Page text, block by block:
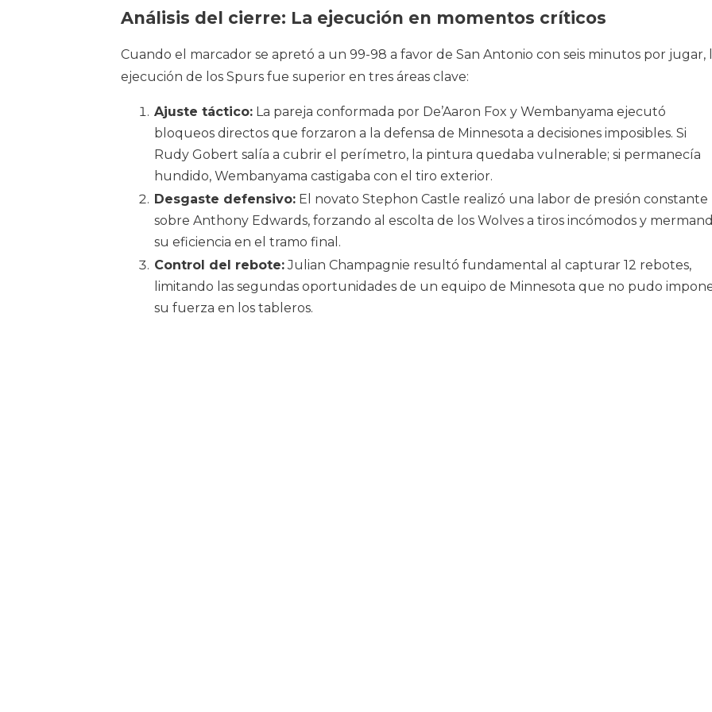
Análisis del cierre: La ejecución en momentos críticos
Cuando el marcador se apretó a un 99-98 a favor de San Antonio con seis minutos por jugar,
ejecución de los Spurs fue superior en tres áreas clave:
Ajuste táctico: La pareja conformada por De’Aaron Fox y Wembanyama ejecutó
bloqueos directos que forzaron a la defensa de Minnesota a decisiones imposibles. Si
Rudy Gobert salía a cubrir el perímetro, la pintura quedaba vulnerable; si permanecía
hundido, Wembanyama castigaba con el tiro exterior.
Desgaste defensivo: El novato Stephon Castle realizó una labor de presión constante
sobre Anthony Edwards, forzando al escolta de los Wolves a tiros incómodos y
su eficiencia en el tramo final.
Control del rebote:Julian Champagnie resultó fundamental al capturar 12 rebotes,
limitando las segundas oportunidades de un equipo de Minnesota que no pudo
su fuerza en los tableros.